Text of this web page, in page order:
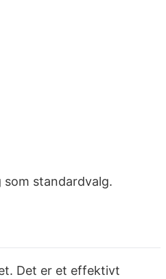
standardvalg.
Det er et effektivt